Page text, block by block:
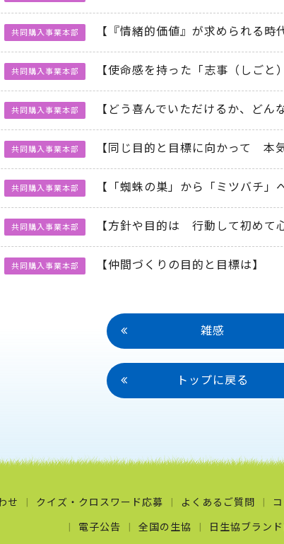
共同購入事業本部 【『情緒的価値』が求められる時
共同購入事業本部 【使命感を持った「志事（しご
共同購入事業本部 【どう喜んでいただけるか、どん
共同購入事業本部 【同じ目的と目標に向かって 本
共同購入事業本部 【「蜘蛛の巣」から「ミツバチ」
共同購入事業本部 【方針や目的は 行動して初めて
共同購入事業本部 【仲間づくりの目的と目標は】
雑感
トップに戻る
せ クイズ・クロスワード応募 よくあるご質問
電子公告 全国の生協 日生協ブラン